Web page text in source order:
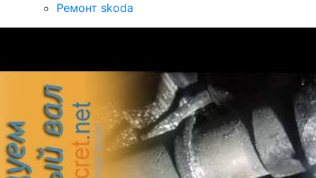
Ремонт skoda